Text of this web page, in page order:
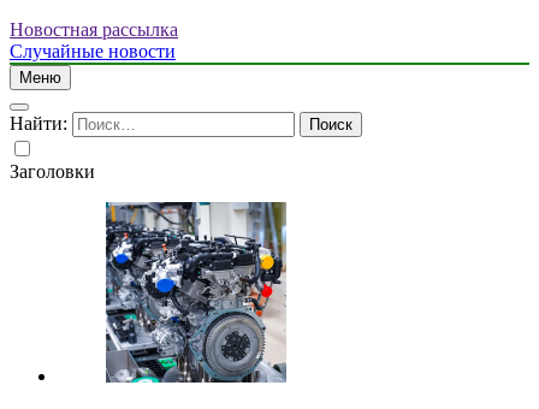
Новостная рассылка
Случайные новости
Меню
Найти:
Заголовки